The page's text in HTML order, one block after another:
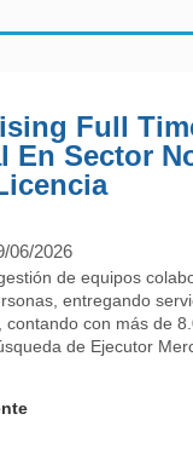
Full
En Sector
06/2026
de equipos
entregando
con más de
de Ejecutor